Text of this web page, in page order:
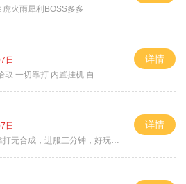
虎火雨犀利BOSS多多
日
取.一切靠打.内置挂机.自
详情
日
无合成，进服三分钟，好玩一整年。
详情